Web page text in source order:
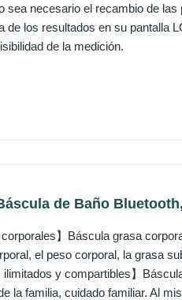
sea necesario el recambio de las
de los resultados en su pantalla
de la medición.
de Baño
corporales】Báscula grasa
el peso corporal, la grasa
ilimitados y compartibles】
la familia, cuidado familiar. Al